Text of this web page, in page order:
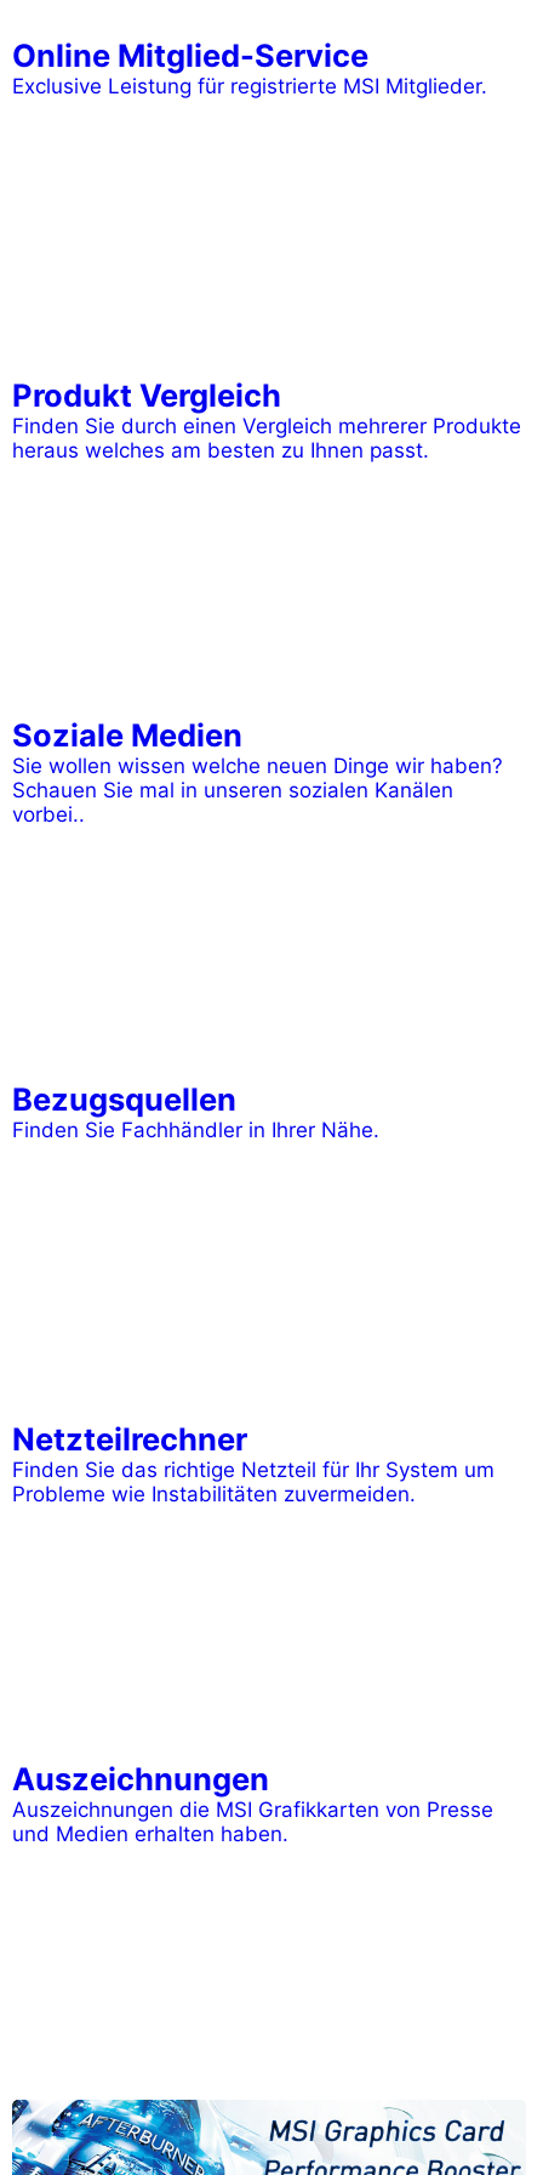
Online Mitglied-Service
Exclusive Leistung für registrierte MSI Mitglieder.
Produkt Vergleich
Finden Sie durch einen Vergleich mehrerer Produkte
heraus welches am besten zu Ihnen passt.
Soziale Medien
Sie wollen wissen welche neuen Dinge wir haben?
Schauen Sie mal in unseren sozialen Kanälen
vorbei..
Bezugsquellen
Finden Sie Fachhändler in Ihrer Nähe.
Netzteilrechner
Finden Sie das richtige Netzteil für Ihr System um
Probleme wie Instabilitäten zuvermeiden.
Auszeichnungen
Auszeichnungen die MSI Grafikkarten von Presse
und Medien erhalten haben.